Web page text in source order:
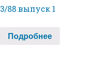
3/88 выпуск 1
Подробнее